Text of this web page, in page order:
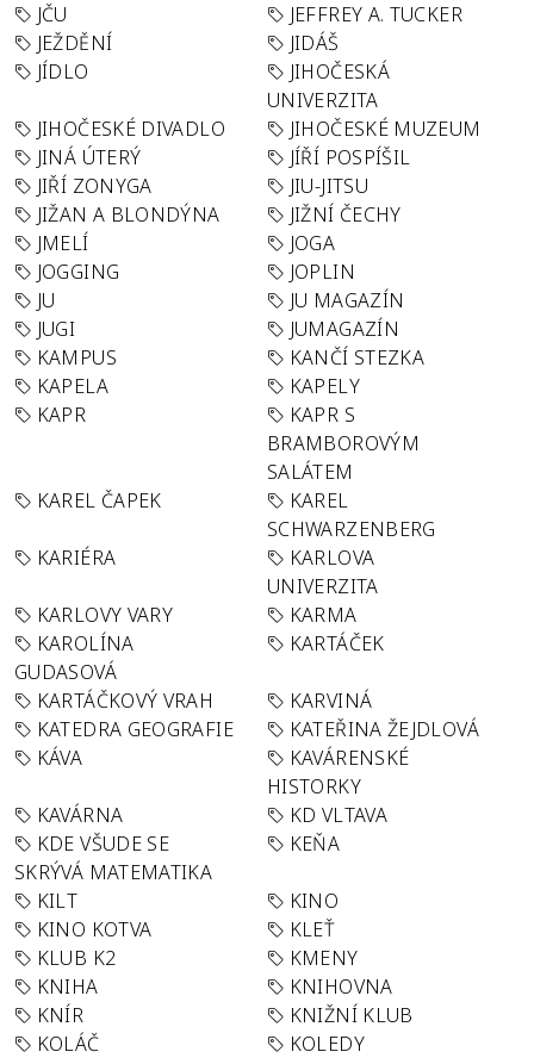
JČU
JEFFREY A. TUCKER
JEŽDĚNÍ
JIDÁŠ
JÍDLO
JIHOČESKÁ
UNIVERZITA
JIHOČESKÉ DIVADLO
JIHOČESKÉ MUZEUM
JINÁ ÚTERÝ
JÍŘÍ POSPÍŠIL
JIŘÍ ZONYGA
JIU-JITSU
JIŽAN A BLONDÝNA
JIŽNÍ ČECHY
JMELÍ
JOGA
JOGGING
JOPLIN
JU
JU MAGAZÍN
JUGI
JUMAGAZÍN
KAMPUS
KANČÍ STEZKA
KAPELA
KAPELY
KAPR
KAPR S
BRAMBOROVÝM
SALÁTEM
KAREL ČAPEK
KAREL
SCHWARZENBERG
KARIÉRA
KARLOVA
UNIVERZITA
KARLOVY VARY
KARMA
KAROLÍNA
GUDASOVÁ
KARTÁČEK
KARTÁČKOVÝ VRAH
KARVINÁ
KATEDRA GEOGRAFIE
KATEŘINA ŽEJDLOVÁ
KÁVA
KAVÁRENSKÉ
HISTORKY
KAVÁRNA
KD VLTAVA
KDE VŠUDE SE
SKRÝVÁ MATEMATIKA
KEŇA
KILT
KINO
KINO KOTVA
KLEŤ
KLUB K2
KMENY
KNIHA
KNIHOVNA
KNÍR
KNIŽNÍ KLUB
KOLÁČ
KOLEDY